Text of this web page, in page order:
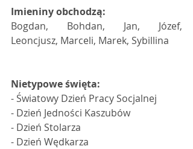
Imieniny obchodzą:
Bogdan, Bohdan, Jan, Józef,
Leoncjusz, Marceli, Marek, Sybillina
Nietypowe święta:
- Światowy Dzień Pracy Socjalnej
- Dzień Jedności Kaszubów
- Dzień Stolarza
- Dzień Wędkarza